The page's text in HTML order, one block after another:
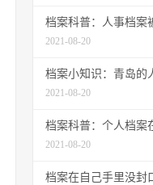
档案科普：人事档案
2021-08-20
档案小知识：青岛的
2021-08-20
档案科普：个人档案
2021-08-20
档案在自己手里没封